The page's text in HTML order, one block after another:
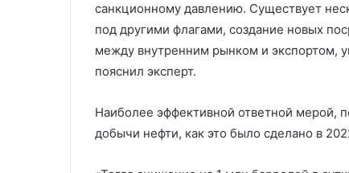
санкционному давлению. Существует
под другими флагами, создание новых
между внутренним рынком и экспортом,
пояснил эксперт.
Наиболее эффективной ответной мерой,
добычи нефти, как это было сделано в